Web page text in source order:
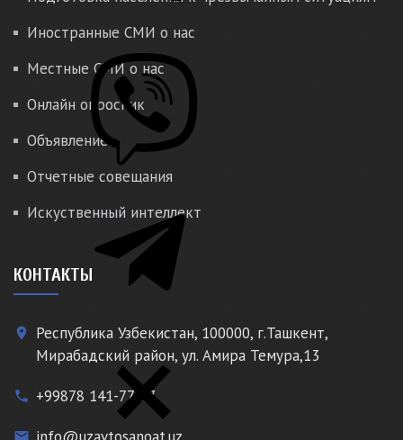
Иностранные СМИ о нас
Местные СМИ о нас
Онлайн опросник
Объявление
Отчетные совещания
Искуственный интеллект
КОНТАКТЫ
place
Республика Узбекистан, 100000, г.Ташкент,
Мирабадский район, ул. Амира Темура,13
phone +99878 141-77-77
email